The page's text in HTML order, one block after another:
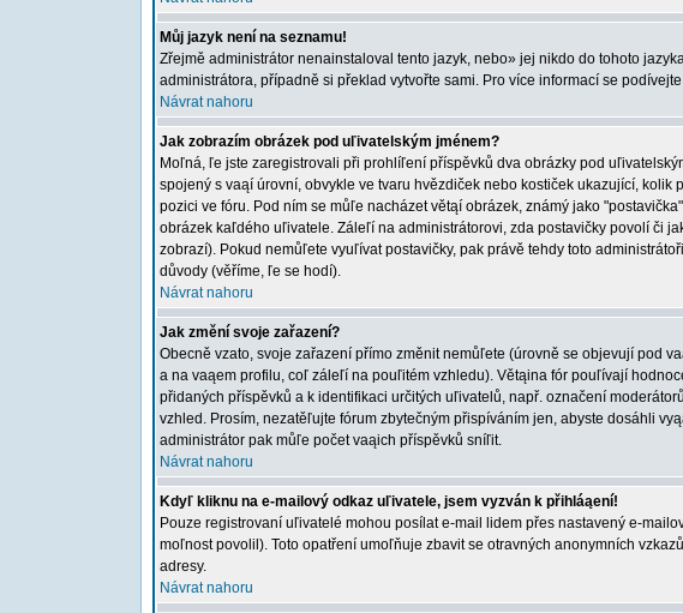
Můj jazyk není na seznamu!
Zřejmě administrátor nenainstaloval tento jazyk, nebo» jej nikdo do tohoto
administrátora, případně si překlad vytvořte sami. Pro více informací se
Návrat nahoru
Jak zobrazím obrázek pod uľivatelským jménem?
Moľná, ľe jste zaregistrovali při prohlíľení příspěvků dva obrázky pod
spojený s vaąí úrovní, obvykle ve tvaru hvězdiček nebo kostiček ukazující, kolik
pozici ve fóru. Pod ním se můľe nacházet větąí obrázek, známý jako
obrázek kaľdého uľivatele. Záleľí na administrátorovi, zda postavičky povolí či
zobrazí). Pokud nemůľete vyuľívat postavičky, pak právě tehdy toto
důvody (věříme, ľe se hodí).
Návrat nahoru
Jak změní svoje zařazení?
Obecně vzato, svoje zařazení přímo změnit nemůľete (úrovně se objevují pod
a na vaąem profilu, coľ záleľí na pouľitém vzhledu). Větąina fór pouľívají
přidaných příspěvků a k identifikaci určitých uľivatelů, např. označení
vzhled. Prosím, nezatěľujte fórum zbytečným přispíváním jen, abyste dosáhli
administrátor pak můľe počet vaąich příspěvků sníľit.
Návrat nahoru
Kdyľ kliknu na e-mailový odkaz uľivatele, jsem vyzván k přihláąení!
Pouze registrovaní uľivatelé mohou posílat e-mail lidem přes nastavený e-
moľnost povolil). Toto opatření umoľňuje zbavit se otravných anonymních
adresy.
Návrat nahoru